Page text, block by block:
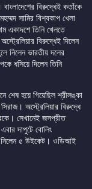
বিরুদ্ধেই কতাঁকে
সামির বিশ্বকাপ খেলা
একাদশে তিনি খেলতে
বিরুদ্ধেই দিলেন
নিলেন ভারতীয় দলের
ধসিয়ে দিলেন তিনি
শেষ হয়ে গিয়েছিল শ্রীলঙ্কা
অস্ট্রেলিয়ার বিরুদ্ধে
সেখানেই জসপ্রীত
দাপুটে বোলিং
নিলেন ৫ উইকেট। ওডিআই